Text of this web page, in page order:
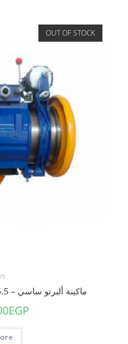
OUT OF STOCK
ماكينة ألبرتو ساسي – 5.5 كيلو وات – 800 ك – إيطالي
EGP